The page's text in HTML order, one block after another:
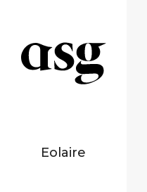
Eolaire